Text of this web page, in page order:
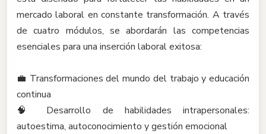
mercado laboral en constante transformación. A través
de cuatro módulos, se abordarán las competencias
esenciales para una inserción laboral exitosa:
💼 Transformaciones del mundo del trabajo y educación
continua
🧠 Desarrollo de habilidades intrapersonales:
autoestima, autoconocimiento y gestión emocional